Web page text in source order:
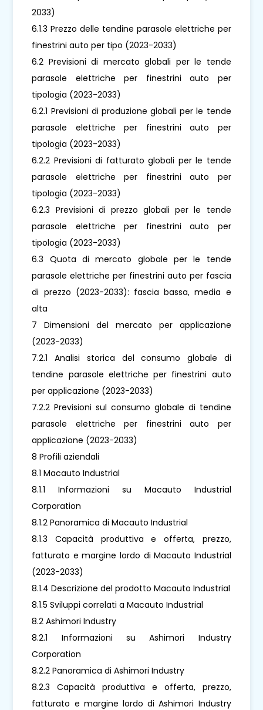
2033)
6.1.3 Prezzo delle tendine parasole elettriche per
finestrini auto per tipo (2023-2033)
6.2 Previsioni di mercato globali per le tende
parasole elettriche per finestrini auto per
tipologia (2023-2033)
6.2.1 Previsioni di produzione globali per le tende
parasole elettriche per finestrini auto per
tipologia (2023-2033)
6.2.2 Previsioni di fatturato globali per le tende
parasole elettriche per finestrini auto per
tipologia (2023-2033)
6.2.3 Previsioni di prezzo globali per le tende
parasole elettriche per finestrini auto per
tipologia (2023-2033)
6.3 Quota di mercato globale per le tende
parasole elettriche per finestrini auto per fascia
di prezzo (2023-2033): fascia bassa, media e
alta
7 Dimensioni del mercato per applicazione
(2023-2033)
7.2.1 Analisi storica del consumo globale di
tendine parasole elettriche per finestrini auto
per applicazione (2023-2033)
7.2.2 Previsioni sul consumo globale di tendine
parasole elettriche per finestrini auto per
applicazione (2023-2033)
8 Profili aziendali
8.1 Macauto Industrial
8.1.1 Informazioni su Macauto Industrial
Corporation
8.1.2 Panoramica di Macauto Industrial
8.1.3 Capacità produttiva e offerta, prezzo,
fatturato e margine lordo di Macauto Industrial
(2023-2033)
8.1.4 Descrizione del prodotto Macauto Industrial
8.1.5 Sviluppi correlati a Macauto Industrial
8.2 Ashimori Industry
8.2.1 Informazioni su Ashimori Industry
Corporation
8.2.2 Panoramica di Ashimori Industry
8.2.3 Capacità produttiva e offerta, prezzo,
fatturato e margine lordo di Ashimori Industry